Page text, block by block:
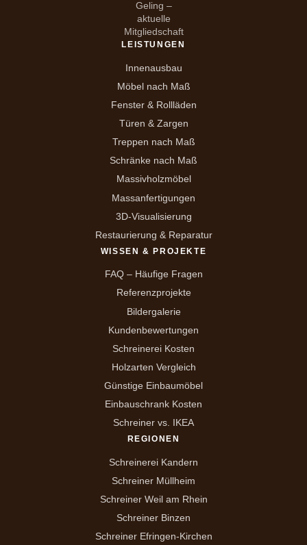
LEISTUNGEN
Innenausbau
Möbel nach Maß
Fenster & Rollläden
Türen & Zargen
Treppen nach Maß
Schränke nach Maß
Massivholzmöbel
Massanfertigungen
3D-Visualisierung
Restaurierung & Reparatur
WISSEN & PROJEKTE
FAQ – Häufige Fragen
Referenzprojekte
Bildergalerie
Kundenbewertungen
Schreinerei Kosten
Holzarten Vergleich
Günstige Einbaumöbel
Einbauschrank Kosten
Schreiner vs. IKEA
REGIONEN
Schreinerei Kandern
Schreiner Müllheim
Schreiner Weil am Rhein
Schreiner Binzen
Schreiner Efringen-Kirchen